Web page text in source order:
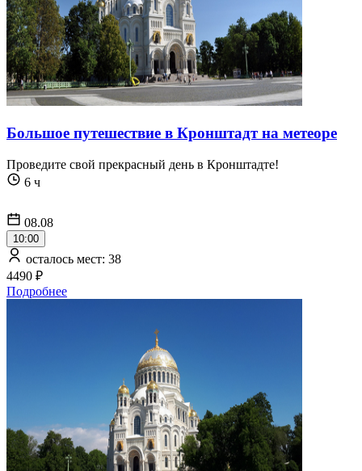
Большое путешествие в Кронштадт на метеоре
Проведите свой прекрасный день в Кронштадте!
6 ч
08.08
10:00
осталось мест: 38
4490 ₽
Подробнее